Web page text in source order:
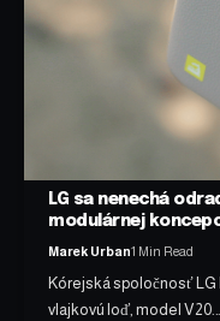
LG sa nenechá
modulárnej
Marek Urban1 Min Read
Kórejská spoločnosť LG
vlajkovú loď, model